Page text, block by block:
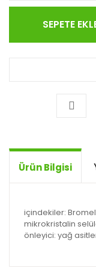
SEPETE
Ürün Bilgisi
içindekiler:
mikrokristalin
önleyici: yağ